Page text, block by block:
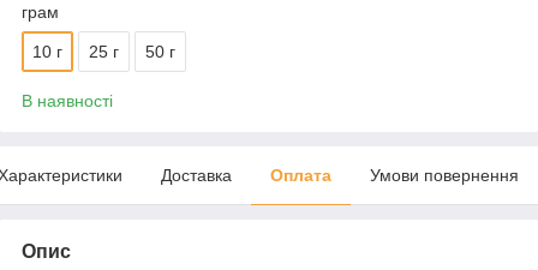
грам
10 г 25 г 50 г
В наявності
Доставка Оплата Умови повернення
Опис